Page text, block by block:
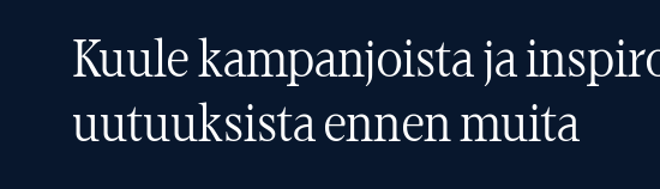
Kuule kampanjoista ja
uutuuksista ennen muita